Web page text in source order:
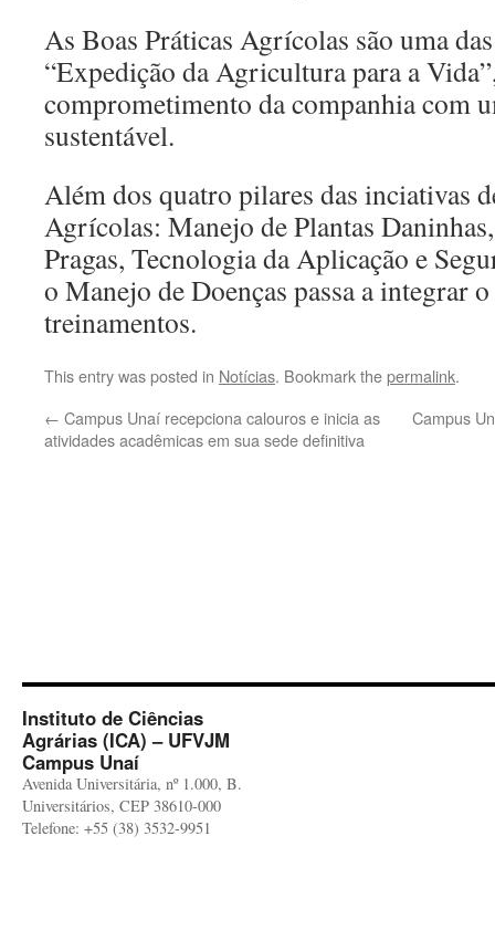
As Boas Práticas Agrícolas são uma
“Expedição da Agricultura para a
comprometimento da companhia com
sustentável.
Além dos quatro pilares das inciativas
Agrícolas: Manejo de Plantas
Pragas, Tecnologia da Aplicação e
o Manejo de Doenças passa a integrar
treinamentos.
This entry was posted in Notícias. Bookmark thepermalink.
← Campus Unaí recepciona calouros e inicia as
atividades acadêmicas em sua sede definitiva
Campus
Instituto de Ciências
Agrárias (ICA) – UFVJM
Campus Unaí
Avenida Universitária, nº 1.000, B.
Universitários, CEP 38610-000
Telefone: +55 (38) 3532-9951